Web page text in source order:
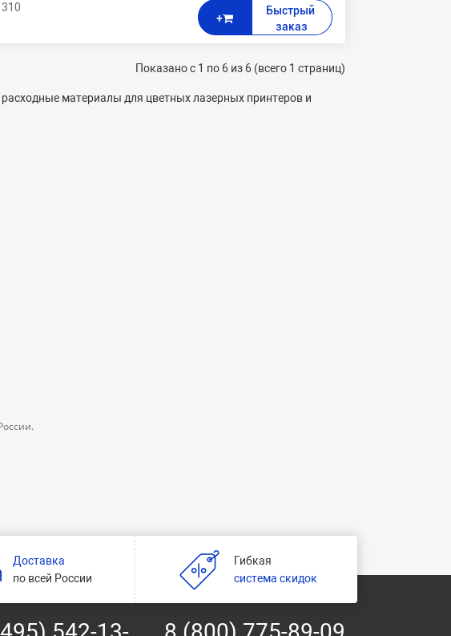
310
+
Быстрый
заказ
Показано с 1 по 6 из 6 (всего 1 страниц)
материалы для цветных лазерных принтеров и
Доставка
по всей России
Гибкая
система скидок